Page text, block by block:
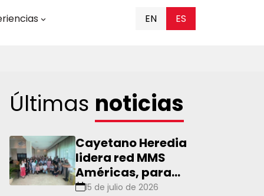
EN ES
Últimas noticias
Cayetano Heredia
lidera red MMS
Américas, para
impulsar la vigilancia
15 de julio de 2026